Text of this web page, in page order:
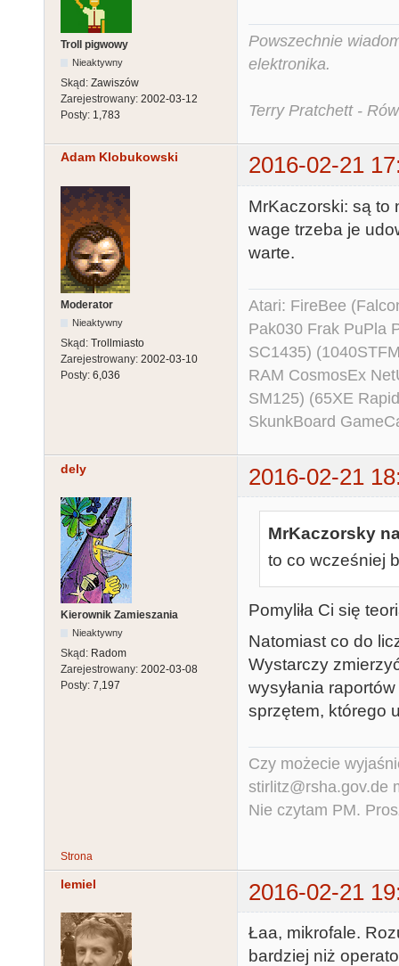
Troll pigwowy
Nieaktywny
Skąd: Zawiszów
Zarejestrowany: 2002-03-12
Posty: 1,783
Powszechnie
elektronika.
Terry Pratchett -
Adam Klobukowski 2016-02-21
Moderator
Nieaktywny
Skąd: Trollmiasto
Zarejestrowany: 2002-03-10
Posty: 6,036
MrKaczorski: są to
wage trzeba je
warte.
Atari: FireBee
Pak030 Frak PuPla
SC1435)
RAM CosmosEx
SM125) (65XE
SkunkBoard
dely 2016-02-21
Kierownik Zamieszania
Nieaktywny
Skąd: Radom
Zarejestrowany: 2002-03-08
Posty: 7,197
MrKaczorsky
to co wcześniej
Pomyliła Ci się
Natomiast co do
Wystarczy
wysyłania
sprzętem, którego
Czy możecie
stirlitz@rsha.gov.de
Nie czytam PM.
Strona
lemiel 2016-02-21
Łaa, mikrofale.
bardziej niż